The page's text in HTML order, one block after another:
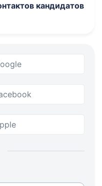
кандидатов